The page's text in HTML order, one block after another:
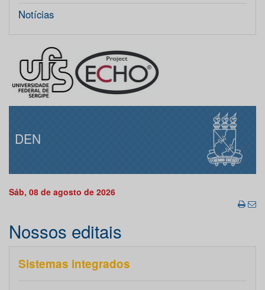
Notícias
DEN
Sáb, 08 de agosto de 2026
Nossos editais
Sistemas integrados